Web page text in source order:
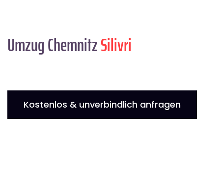
Umzug ChemnitzSilivri
Kostenlos & unverbindlich anfragen